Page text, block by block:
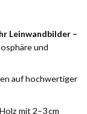
Leinwandbilder –
und
auf hochwertiger
mit 2–3 cm